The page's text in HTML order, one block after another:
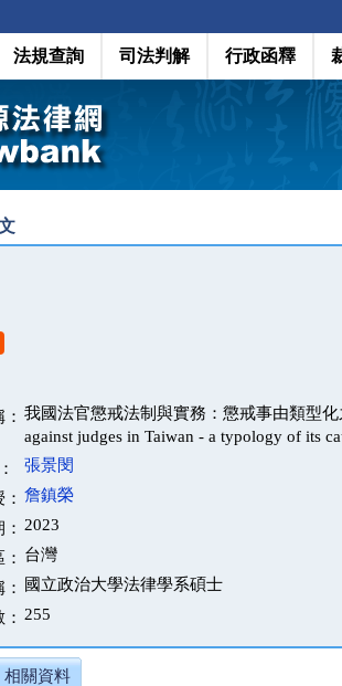
法規查詢 司法判解 行政函釋
我國法官懲戒法制與實務：懲戒事由類型化
against judges in Taiwan - a typology of its
張景閔
詹鎮榮
2023
台灣
國立政治大學法律學系碩士
255
相關資料